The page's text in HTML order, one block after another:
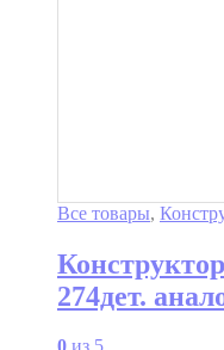
Все товары,
274дет.